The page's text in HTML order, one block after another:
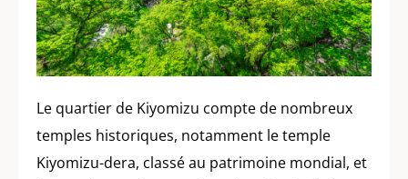
Le quartier de Kiyomizu compte de nombreux
temples historiques, notamment le temple
Kiyomizu-dera, classé au patrimoine mondial, et